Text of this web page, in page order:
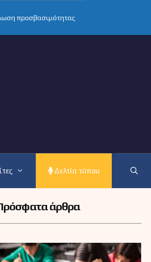
προσβασιμότητας
Δελτία τύπου
άρθρα